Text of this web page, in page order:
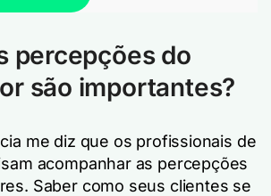
percepções do
são importantes?
me diz que os profissionais de
acompanhar as percepções
Saber como seus clientes se